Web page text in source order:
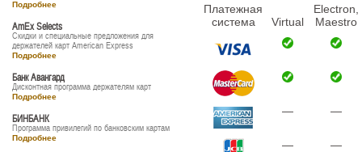
Подробнее
AmEx Selects
Скидки и специальные предложения для
держателей карт American Express
Подробнее
Банк Авангард
Дисконтная программа держателям карт
Подробнее
БИНБАНК
Программа привилегий по банковским картам
Подробнее
Платежная
система
Virtual
Electron,
Maestro
— —
— —